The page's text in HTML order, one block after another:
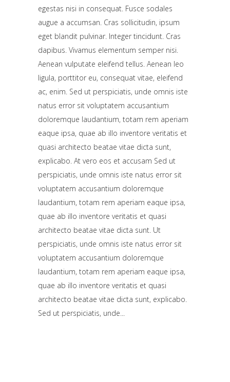
egestas nisi in consequat. Fusce sodales
augue a accumsan. Cras sollicitudin, ipsum
eget blandit pulvinar. Integer tincidunt. Cras
dapibus. Vivamus elementum semper nisi.
Aenean vulputate eleifend tellus. Aenean leo
ligula, porttitor eu, consequat vitae, eleifend
ac, enim. Sed ut perspiciatis, unde omnis iste
natus error sit voluptatem accusantium
doloremque laudantium, totam rem aperiam
eaque ipsa, quae ab illo inventore veritatis et
quasi architecto beatae vitae dicta sunt,
explicabo. At vero eos et accusam Sed ut
perspiciatis, unde omnis iste natus error sit
voluptatem accusantium doloremque
laudantium, totam rem aperiam eaque ipsa,
quae ab illo inventore veritatis et quasi
architecto beatae vitae dicta sunt. Ut
perspiciatis, unde omnis iste natus error sit
voluptatem accusantium doloremque
laudantium, totam rem aperiam eaque ipsa,
quae ab illo inventore veritatis et quasi
architecto beatae vitae dicta sunt, explicabo.
Sed ut perspiciatis, unde